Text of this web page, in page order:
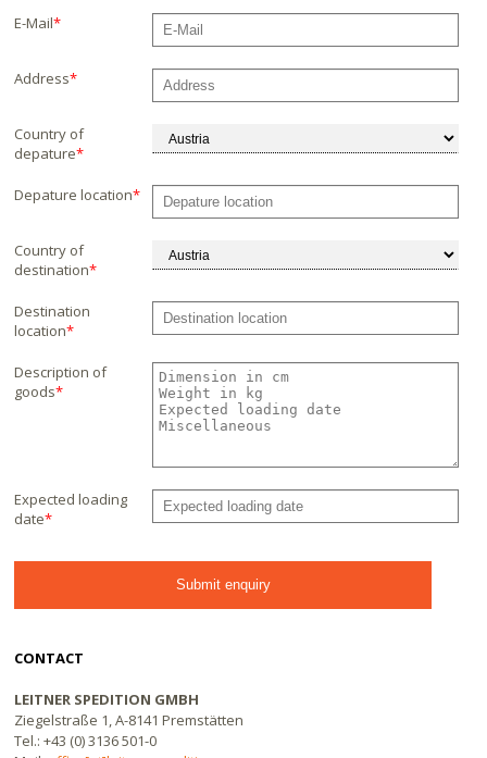
E-Mail*
Address*
Country of
depature*
Depature location*
Country of
destination*
Destination
location*
Description of
goods*
Expected loading
date*
CONTACT
LEITNER SPEDITION GMBH
Ziegelstraße 1, A-8141 Premstätten
Tel.: +43 (0) 3136 501-0